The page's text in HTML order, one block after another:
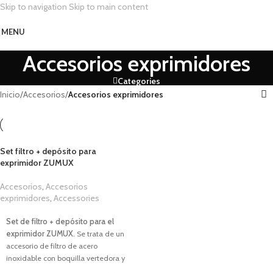
Skip to navigation Skip to main content
MENU
Accesorios exprimidores
Categories
Inicio/Accesorios/Accesorios exprimidores
Set filtro + depósito para
exprimidor ZUMUX
Accesorios, Accesorios
exprimidores, Accessories
Set de filtro + depósito para el
exprimidor ZUMUX. Se trata de un
accesorio de filtro de acero
inoxidable con boquilla vertedora y